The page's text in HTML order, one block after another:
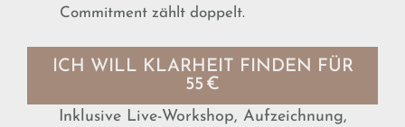
Commitment zählt doppelt.
ICH WILL KLARHEIT FINDEN FÜR
55 €
Inklusive Live-Workshop, Aufzeichnung,